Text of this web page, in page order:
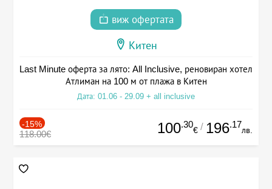
виж офертата
Китен
Last Minute оферта за лято: All Inclusive, реновиран хотел
Атлиман на 100 м от плажа в Китен
Дата: 01.06 - 29.09 + all inclusive
-15%
118.00€ 100.30
€ / 196.17
лв.